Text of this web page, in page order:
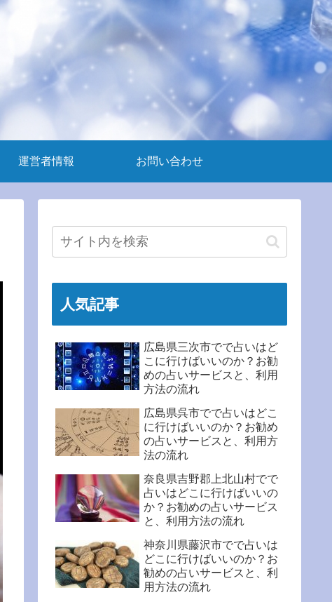
運営者情報 お問い合わせ
人気記事
広島県三次市でで占いはど
こに行けばいいのか？お勧
めの占いサービスと、利用
方法の流れ
広島県呉市でで占いはどこ
に行けばいいのか？お勧め
の占いサービスと、利用方
法の流れ
奈良県吉野郡上北山村でで
占いはどこに行けばいいの
か？お勧めの占いサービス
と、利用方法の流れ
神奈川県藤沢市でで占いは
どこに行けばいいのか？お
勧めの占いサービスと、利
用方法の流れ